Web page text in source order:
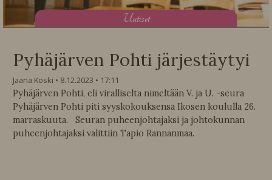
Uutiset
Pyhäjärven Pohti järjestäytyi
Jaana Koski 8.12.2023
17:11
Pyhäjärven Pohti, eli viralliselta nimeltään V. ja U. -seura
Pyhäjärven Pohti piti syyskokouksensa Ikosen koululla 26.
marraskuuta. Seuran puheenjohtajaksi ja johtokunnan
puheenjohtajaksi valittiin Tapio Rannanmaa.